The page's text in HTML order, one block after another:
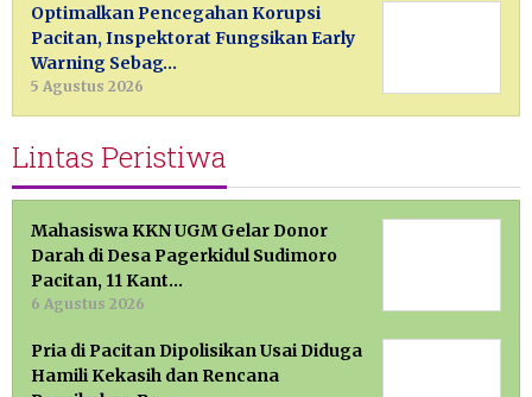
Optimalkan Pencegahan Korupsi
Pacitan, Inspektorat Fungsikan Early
Warning Sebag…
5 Agustus 2026
Lintas Peristiwa
Mahasiswa KKN UGM Gelar Donor
Darah di Desa Pagerkidul Sudimoro
Pacitan, 11 Kant…
6 Agustus 2026
Pria di Pacitan Dipolisikan Usai Diduga
Hamili Kekasih dan Rencana